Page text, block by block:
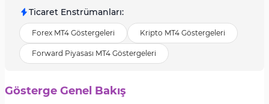
Ticaret Enstrümanları:
Forex MT4 Göstergeleri Kripto MT4 Göstergeleri
Forward Piyasası MT4 Göstergeleri
Gösterge Genel Bakış